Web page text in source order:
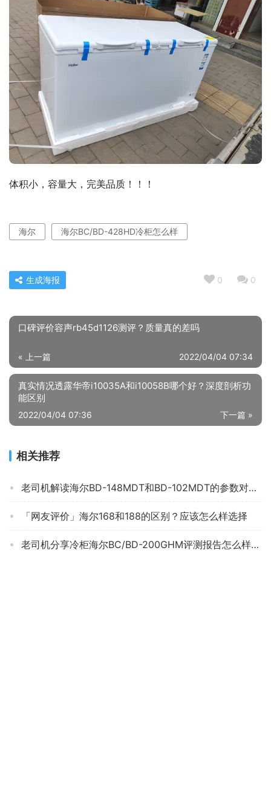
体积小，容量大，完美品质！！！
海尔 海尔BC/BD-428HD冷柜怎么样
0 0
生成海报
口碑评价容声rb45d1126测评？质量真的差吗
« 上一篇 2022/04/04 07:34
真实情况透露华帝i10035A和i10058B哪个好？深度剖析功
能区别
下一篇 »
2022/04/04 07:36
相关推荐
老司机解读海尔BD-148MDT和BD-102MDT的参数对比？评测质量好不好
「网友评价」海尔168和188的区别？应该怎么样选择
老司机分享冷柜海尔BC/BD-200GHM评测报告怎么样？质量不靠谱？